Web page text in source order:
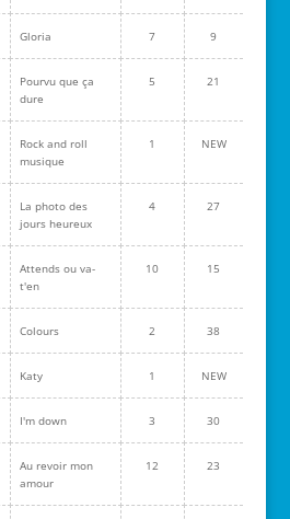
Gloria 7 9
Pourvu que ça
dure
5 21
Rock and roll
musique
1 NEW
La photo des
jours heureux
4 27
Attends ou va-
t'en
10 15
Colours 2 38
Katy 1 NEW
I'm down 3 30
Au revoir mon
amour
12 23